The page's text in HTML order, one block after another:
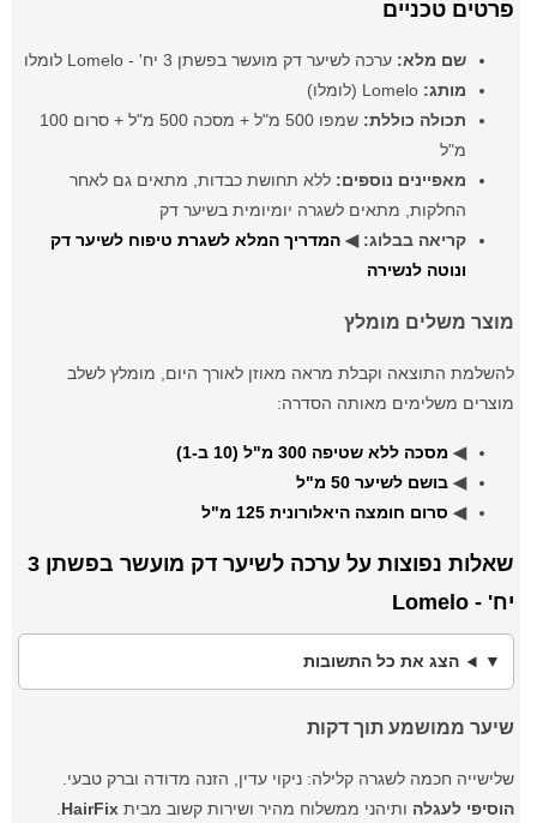
פרטים טכניים
שם מלא: ערכה לשיער דק מועשר בפשתן 3 יח' - Lomelo לומלו
מותג: Lomelo (לומלו)
תכולה כוללת:
שמפו 500 מ"ל + מסכה 500 מ"ל + סרום 100
מ"ל
מאפיינים נוספים: ללא תחושת כבדות, מתאים גם לאחר
החלקות, מתאים לשגרה יומיומית בשיער דק
קריאה בבלוג: ◀המדריך המלא לשגרת טיפוח לשיער דק
ונוטה לנשירה
מוצר משלים מומלץ
להשלמת התוצאה וקבלת מראה מאוזן לאורך היום, מומלץ לשלב
מוצרים משלימים מאותה הסדרה:
◀ מסכה ללא שטיפה 300 מ"ל (10 ב-1)
◀בושם לשיער 50 מ"ל
◀ סרום חומצה היאלורונית 125 מ"ל
שאלות נפוצות על ערכה לשיער דק מועשר בפשתן 3
יח' - Lomelo
הצג את כל התשובות
שיער ממושמע תוך דקות
שלישייה חכמה לשגרה קלילה: ניקוי עדין, הזנה מדודה וברק טבעי.
הוסיפי לעגלה ותיהני ממשלוח מהיר ושירות קשוב מביתHairFix